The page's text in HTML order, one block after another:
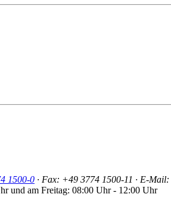
1500-0 · Fax: +49 3774 1500-11 · E-Mail:
und am Freitag: 08:00 Uhr - 12:00 Uhr